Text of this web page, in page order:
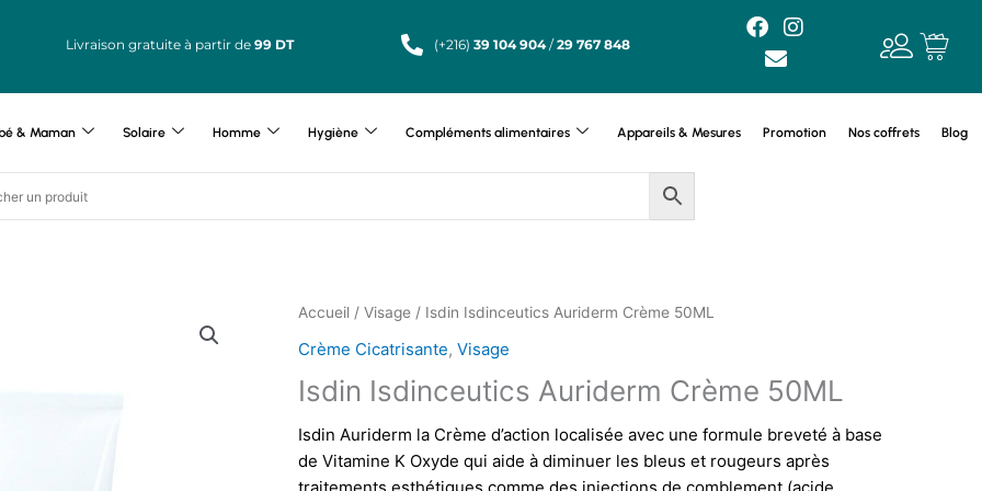
Livraison gratuite à partir de99 DT (+216) 39 104 904/29 767 848
F
a
c
e
o
I
t
g
E
n
v
e
o
& Maman Solaire Homme Hygiène Compléments alimentaires Appareils & Mesures Promotion Nos coffrets Blog
Accueil / Visage / Isdin Isdinceutics Auriderm Crème 50ML
Crème Cicatrisante, Visage
Isdin Isdinceutics Auriderm Crème 50ML
Isdin Auriderm la Crème d’action localisée avec une formule breveté à base
de Vitamine K Oxyde qui aide à diminuer les bleus et rougeurs après
traitements esthétiques comme des injections de comblement (acide